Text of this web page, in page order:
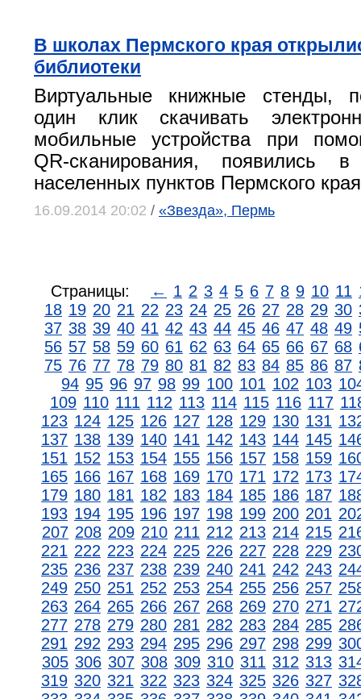
В школах Пермского края
библиотеки
Виртуальные книжные стенды,
один клик скачивать
мобильные устройства при
QR-сканирования, появились
населенных пунктов Пермского
16.09.2014 20:02 / «Звезда», Пермь
Страницы: ← 1 2 3 4 5 6 7 8 9 10 11
18 19 20 21 22 23 24 25 26 27 28 29 30
37 38 39 40 41 42 43 44 45 46 47 48 49
56 57 58 59 60 61 62 63 64 65 66 67 68
75 76 77 78 79 80 81 82 83 84 85 86 87
94 95 96 97 98 99 100 101 102 103
109 110 111 112 113 114 115 116 117
123 124 125 126 127 128 129 130 131
137 138 139 140 141 142 143 144 145
151 152 153 154 155 156 157 158 159
165 166 167 168 169 170 171 172 173
179 180 181 182 183 184 185 186 187
193 194 195 196 197 198 199 200 201
207 208 209 210 211 212 213 214 215
221 222 223 224 225 226 227 228 229
235 236 237 238 239 240 241 242 243
249 250 251 252 253 254 255 256 257
263 264 265 266 267 268 269 270 271
277 278 279 280 281 282 283 284 285
291 292 293 294 295 296 297 298 299
305 306 307 308 309 310 311 312 313
319 320 321 322 323 324 325 326 327